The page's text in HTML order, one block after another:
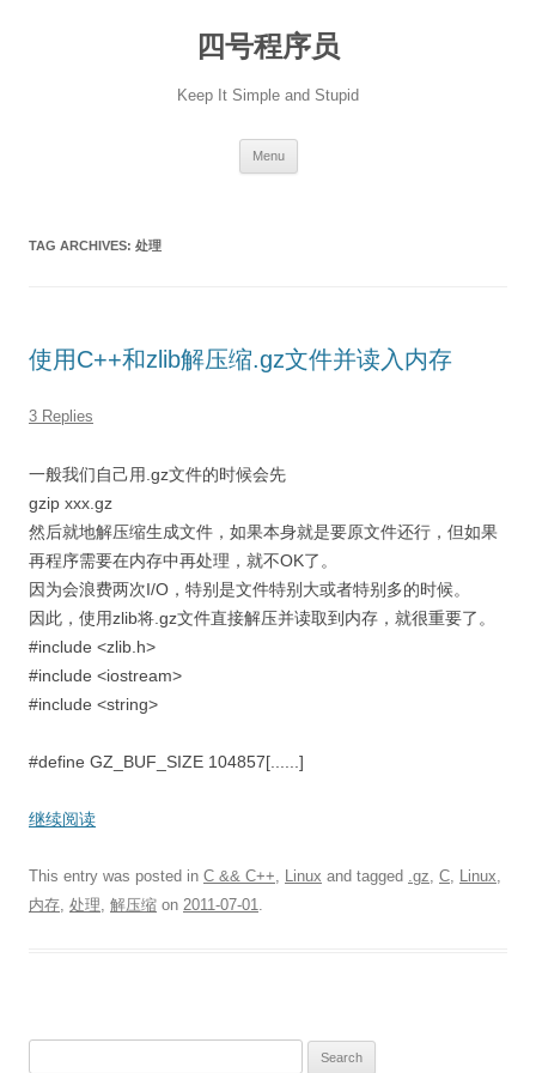
四号程序员
Keep It Simple and Stupid
Menu
TAG ARCHIVES: 处理
使用C++和zlib解压缩.gz文件并读入内存
3 Replies
一般我们自己用.gz文件的时候会先
gzip xxx.gz
然后就地解压缩生成文件，如果本身就是要原文件还行，但如果
再程序需要在内存中再处理，就不OK了。
因为会浪费两次I/O，特别是文件特别大或者特别多的时候。
因此，使用zlib将.gz文件直接解压并读取到内存，就很重要了。
#include <zlib.h>
#include <iostream>
#include <string>
#define GZ_BUF_SIZE 104857[......]
继续阅读
This entry was posted in C && C++, Linux and tagged .gz, C, Linux,
内存, 处理, 解压缩 on 2011-07-01.